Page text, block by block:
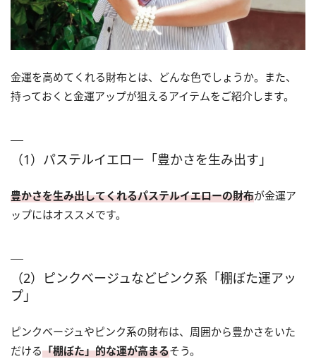
金運を高めてくれる財布とは、どんな色でしょうか。また、
持っておくと金運アップが狙えるアイテムをご紹介します。
（1）パステルイエロー「豊かさを生み出す」
豊かさを生み出してくれるパステルイエローの財布が金運ア
ップにはオススメです。
（2）ピンクベージュなどピンク系「棚ぼた運アッ
プ」
ピンクベージュやピンク系の財布は、周囲から豊かさをいた
だける「棚ぼた」的な運が高まるそう。